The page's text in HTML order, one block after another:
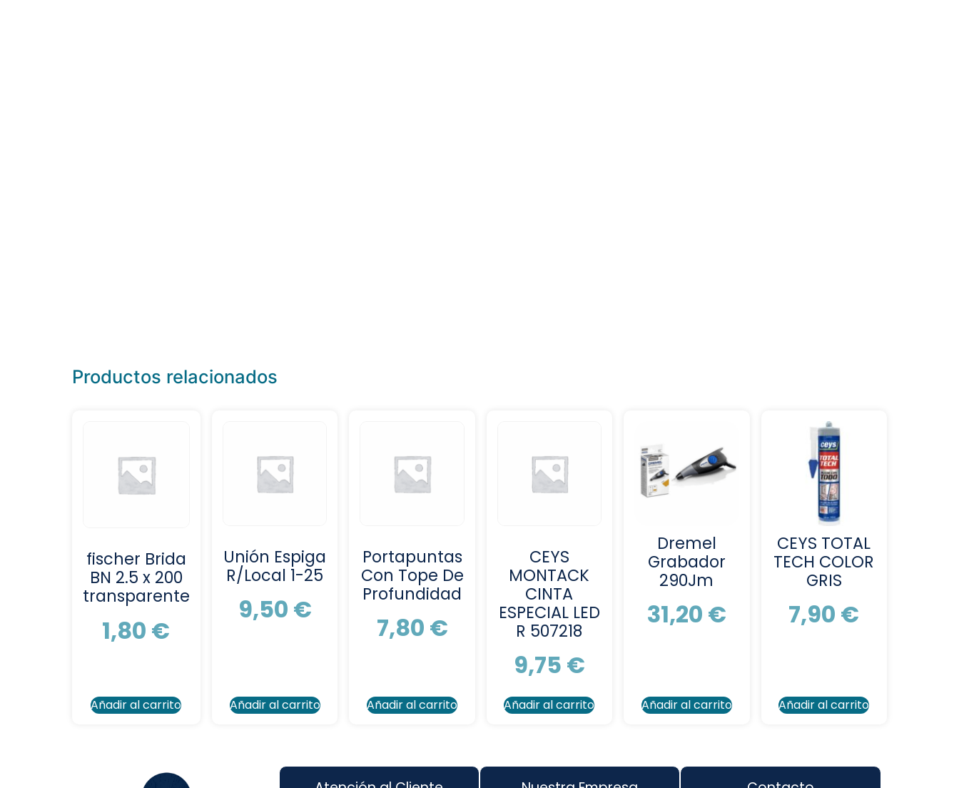
Productos relacionados
fischer Brida
BN 2.5 x 200
transparente
1,80 €
Añadir al carrito
Unión Espiga
R/Local 1-25
9,50 €
Añadir al carrito
Portapuntas
Con Tope De
Profundidad
7,80 €
Añadir al carrito
CEYS
MONTACK
CINTA
ESPECIAL LED
R 507218
9,75 €
Añadir al carrito
Dremel
Grabador
290Jm
31,20 €
Añadir al carrito
CEYS TOTAL
TECH COLOR
GRIS
7,90 €
Añadir al carrito